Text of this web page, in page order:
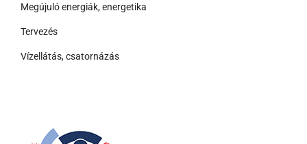
Megújuló energiák, energetika
Tervezés
Vízellátás, csatornázás